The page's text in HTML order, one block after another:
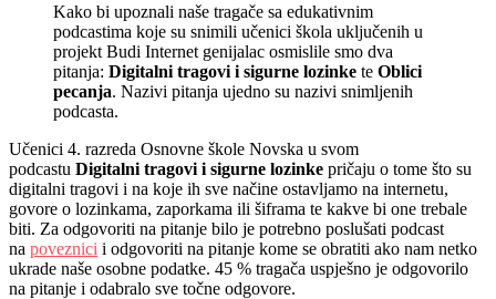
Kako bi upoznali naše tragače sa edukativnim
podcastima koje su snimili učenici škola uključenih u
projekt Budi Internet genijalac osmislile smo dva
pitanja: Digitalni tragovi i sigurne lozinke te Oblici
pecanja. Nazivi pitanja ujedno su nazivi snimljenih
podcasta.
Učenici 4. razreda Osnovne škole Novska u svom
podcastu Digitalni tragovi i sigurne lozinke pričaju o tome što su
digitalni tragovi i na koje ih sve načine ostavljamo na internetu,
govore o lozinkama, zaporkama ili šiframa te kakve bi one trebale
biti. Za odgovoriti na pitanje bilo je potrebno poslušati podcast
na poveznici i odgovoriti na pitanje kome se obratiti ako nam netko
ukrade naše osobne podatke. 45 % tragača uspješno je odgovorilo
na pitanje i odabralo sve točne odgovore.